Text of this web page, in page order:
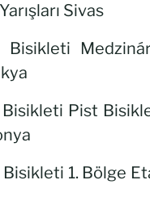
Sivas
Bisikleti
Pist
1. Bölge